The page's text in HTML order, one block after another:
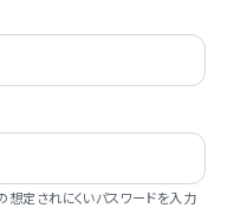
定されにくいパスワードを入力